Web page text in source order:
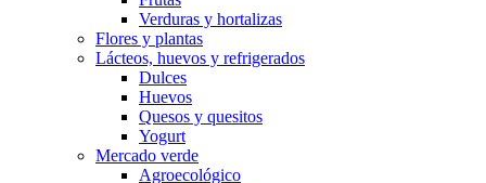
Verduras y hortalizas
Flores y plantas
Lácteos, huevos y refrigerados
Dulces
Huevos
Quesos y quesitos
Yogurt
Mercado verde
Agroecológico